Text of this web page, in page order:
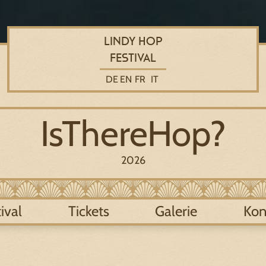
Lindy Hop
Festival
DE EN FR IT
IsThereHop?
2026
Tickets Galerie